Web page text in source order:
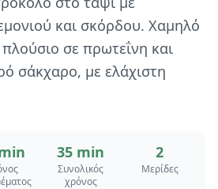
και σκόρδου. Χαμηλό
σε πρωτεΐνη και
σάκχαρο, με ελάχιστη
35 min
Συνολικός
χρόνος
2
Μερίδες